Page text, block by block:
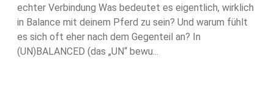
echter Verbindung Was bedeutet es eigentlich, wirklich
in Balance mit deinem Pferd zu sein? Und warum fühlt
es sich oft eher nach dem Gegenteil an? In
(UN)BALANCED (das „UN“ bewu...